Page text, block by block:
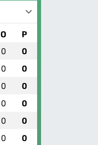
O P
0 0
0 0
0 0
0 0
0 0
0 0